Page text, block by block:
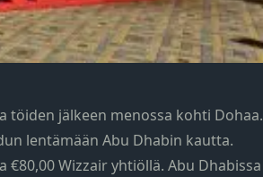
töiden jälkeen menossa kohti Dohaa.
lentämään Abu Dhabin kautta.
Wizzair yhtiöllä. Abu Dhabissa